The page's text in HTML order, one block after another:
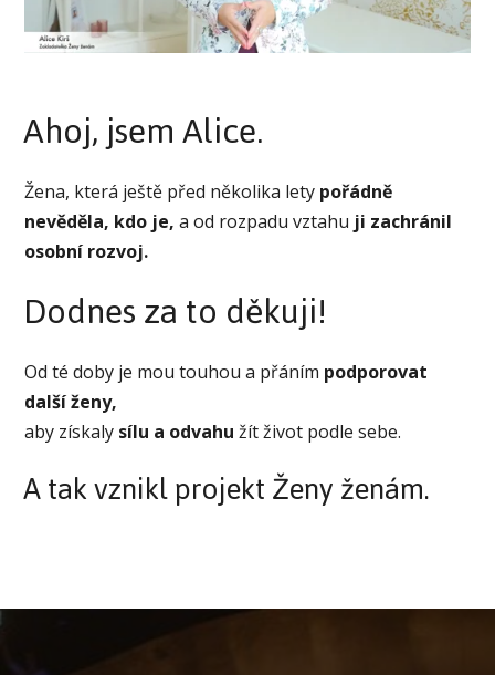
Ahoj, jsem Alice.
Žena, která ještě před několika lety pořádně
nevěděla, kdo je, a od rozpadu vztahu ji zachránil
osobní rozvoj.
Dodnes za to děkuji!
Od té doby je mou touhou a přáním podporovat
další ženy,
aby získaly sílu a odvahužít život podle sebe.
A tak vznikl projekt Ženy ženám.